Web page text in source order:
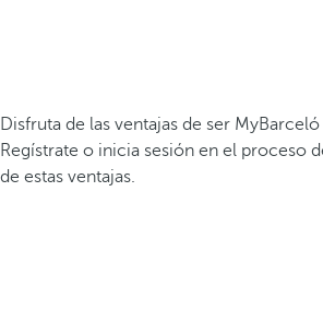
Disfruta de las ventajas de ser MyBarceló
Regístrate o inicia sesión en el proceso
de estas ventajas.